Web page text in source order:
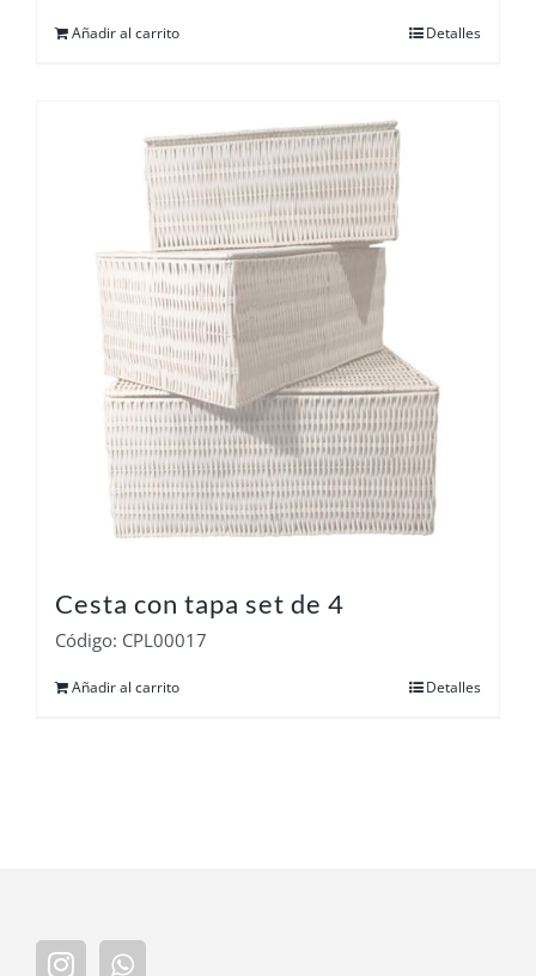
Añadir al carrito Detalles
Cesta con tapa set de 4
Código: CPL00017
Añadir al carrito Detalles